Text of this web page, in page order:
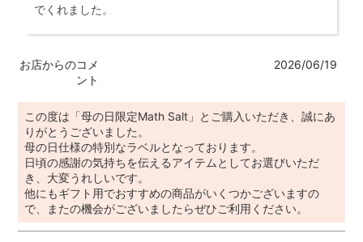
でくれました。
お店からのコメ
ント
2026/06/19
この度は「母の日限定Math Salt」とご購入いただき、誠にあ
りがとうございました。
母の日仕様の特別なラベルとなっております。
日頃の感謝の気持ちを伝えるアイテムとしてお選びいただ
き、大変うれしいです。
他にもギフト用でおすすめの商品がいくつかございますの
で、またの機会がございましたらぜひご利用ください。